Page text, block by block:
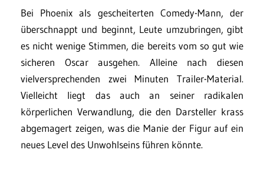
Bei Phoenix als gescheiterten Comedy-Mann, der
überschnappt und beginnt, Leute umzubringen, gibt
es nicht wenige Stimmen, die bereits vom so gut wie
sicheren Oscar ausgehen. Alleine nach diesen
vielversprechenden zwei Minuten Trailer-Material.
Vielleicht liegt das auch an seiner radikalen
körperlichen Verwandlung, die den Darsteller krass
abgemagert zeigen, was die Manie der Figur auf ein
neues Level des Unwohlseins führen könnte.